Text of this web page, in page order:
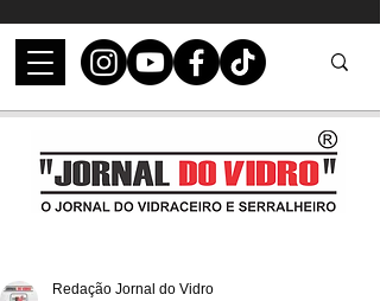
Redação Jornal do Vidro